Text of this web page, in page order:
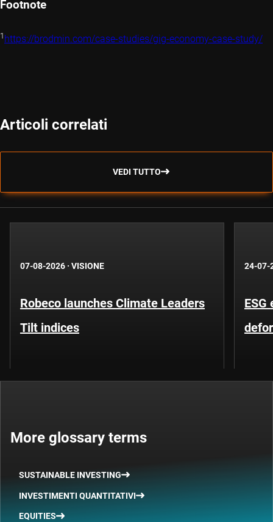
Footnote
1 https://brodmin.com/case-studies/gig-economy-case-study/
Articoli correlati
VEDI TUTTO
07-08-2026 · VISIONE
Robeco launches Climate Leaders
Tilt indices
24-07-
More glossary terms
SUSTAINABLE INVESTING
INVESTIMENTI QUANTITATIVI
EQUITIES